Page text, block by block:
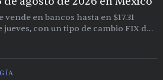
vende en bancos hasta en $17.31
jueves, con un tipo de cambio FIX de
$17.23.